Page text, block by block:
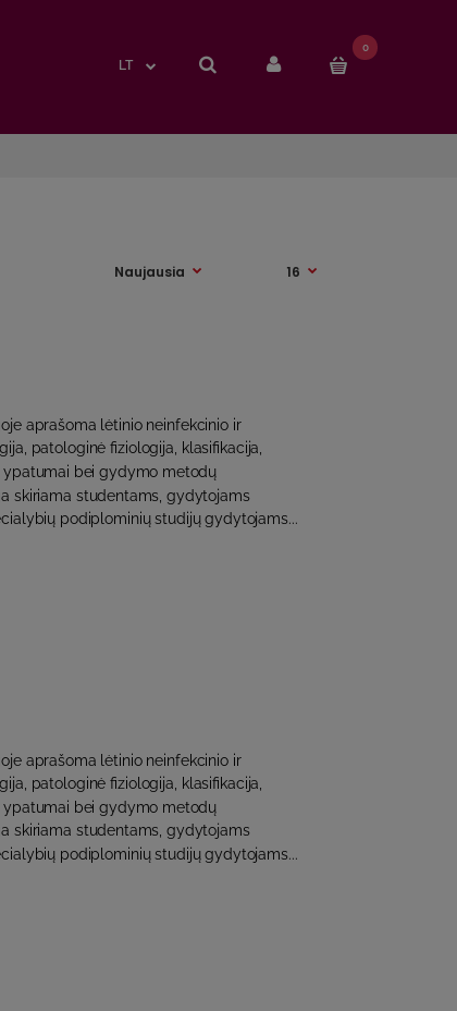
LT
0
LT
0
aprašoma lėtinio neinfekcinio ir
patologinė fiziologija, klasifikacija,
bei gydymo metodų
skiriama studentams, gydytojams
podiplominių studijų gydytojams...
aprašoma lėtinio neinfekcinio ir
patologinė fiziologija, klasifikacija,
bei gydymo metodų
skiriama studentams, gydytojams
podiplominių studijų gydytojams...